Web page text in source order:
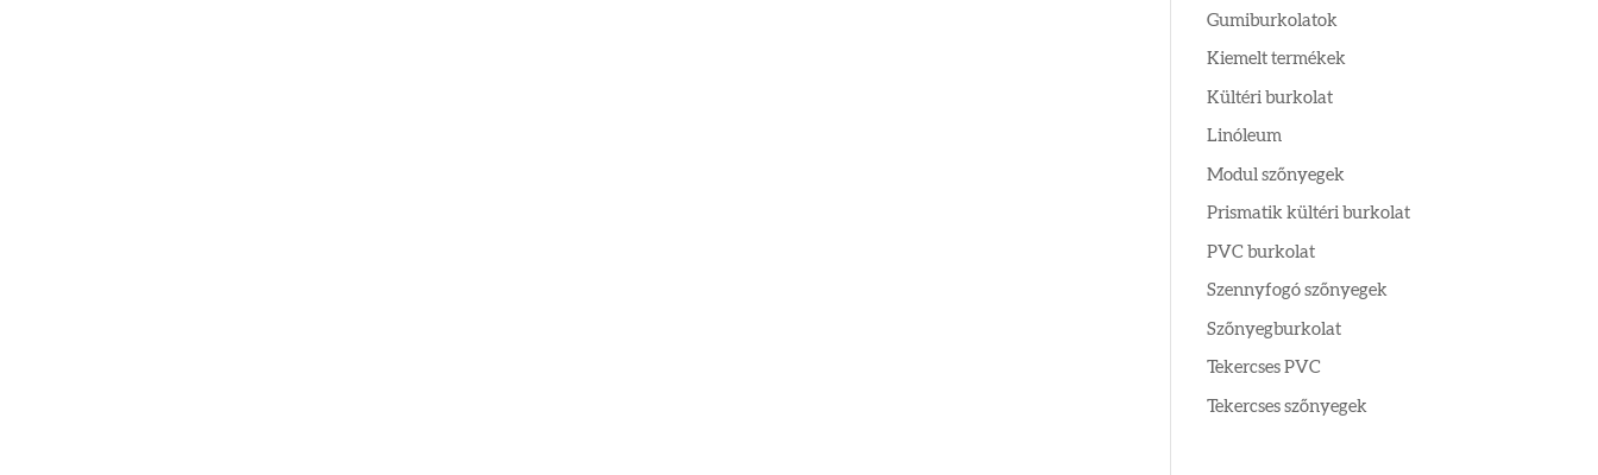
Gumiburkolatok
Kiemelt termékek
Kültéri burkolat
Linóleum
Modul szőnyegek
Prismatik kültéri burkolat
PVC burkolat
Szennyfogó szőnyegek
Szőnyegburkolat
Tekercses PVC
Tekercses szőnyegek